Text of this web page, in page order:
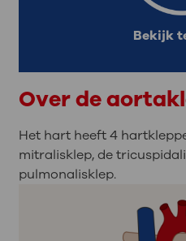
Bekijk
Over de
Het hart heeft 4
mitralisklep, de
pulmonalisklep.